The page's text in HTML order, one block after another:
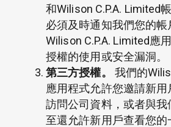
和Wilison C.P.A. Limited
必須及時通知我們您的帳
Wilison C.P.A. Limited應
授權的使用或安全漏洞。
第三方授權。
我們的
應用程式允許您邀請新用
訪問公司資料，或者與
至還允許新用戶查看您